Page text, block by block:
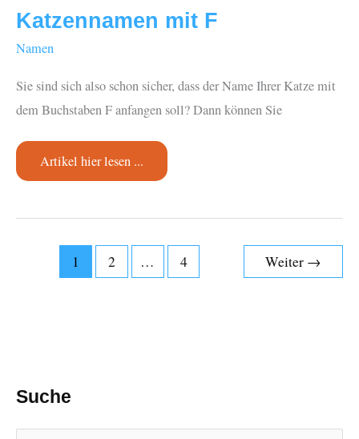
Katzennamen mit F
Namen
Sie sind sich also schon sicher, dass der Name Ihrer Katze mit
dem Buchstaben F anfangen soll? Dann können Sie
Katzennamen
mit
Artikel hier lesen ...
1 2 … 4 Weiter →
Suche